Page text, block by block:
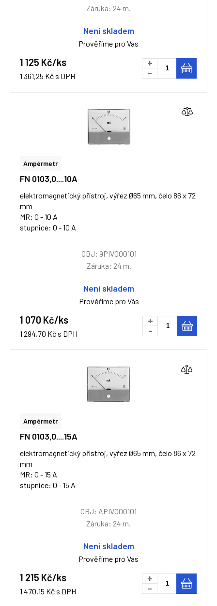
Záruka: 24 m.
Není skladem
Prověříme pro Vás
1 125 Kč/ks
1 361,25 Kč s DPH
+
-
Ampérmetr
FN 0103,0....10A
elektromagnetický přístroj, výřez Ø65 mm, čelo 86 x 72
mm
MR: 0 - 10 A
stupnice: 0 - 10 A
OBJ: 9PIV000101
Záruka: 24 m.
Není skladem
Prověříme pro Vás
1 070 Kč/ks
1 294,70 Kč s DPH
+
-
Ampérmetr
FN 0103,0....15A
elektromagnetický přístroj, výřez Ø65 mm, čelo 86 x 72
mm
MR: 0 - 15 A
stupnice: 0 - 15 A
OBJ: APIV000101
Záruka: 24 m.
Není skladem
Prověříme pro Vás
1 215 Kč/ks
1 470,15 Kč s DPH
+
-